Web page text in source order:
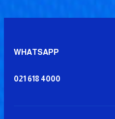
WHATSAPP
021 618 4000